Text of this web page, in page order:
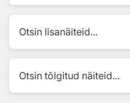
Otsin lisanäiteid...
Otsin tõlgitud näiteid...